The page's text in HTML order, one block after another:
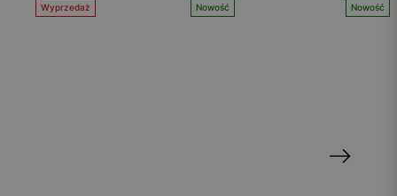
Wyprzedaż Nowość Nowość